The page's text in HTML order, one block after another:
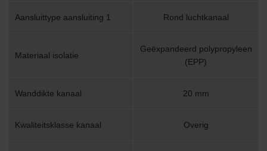
Aansluittype aansluiting 1 Rond luchtkanaal
Materiaal isolatie
Geëxpandeerd polypropyleen
(EPP)
Wanddikte kanaal 20 mm
Kwaliteitsklasse kanaal Overig